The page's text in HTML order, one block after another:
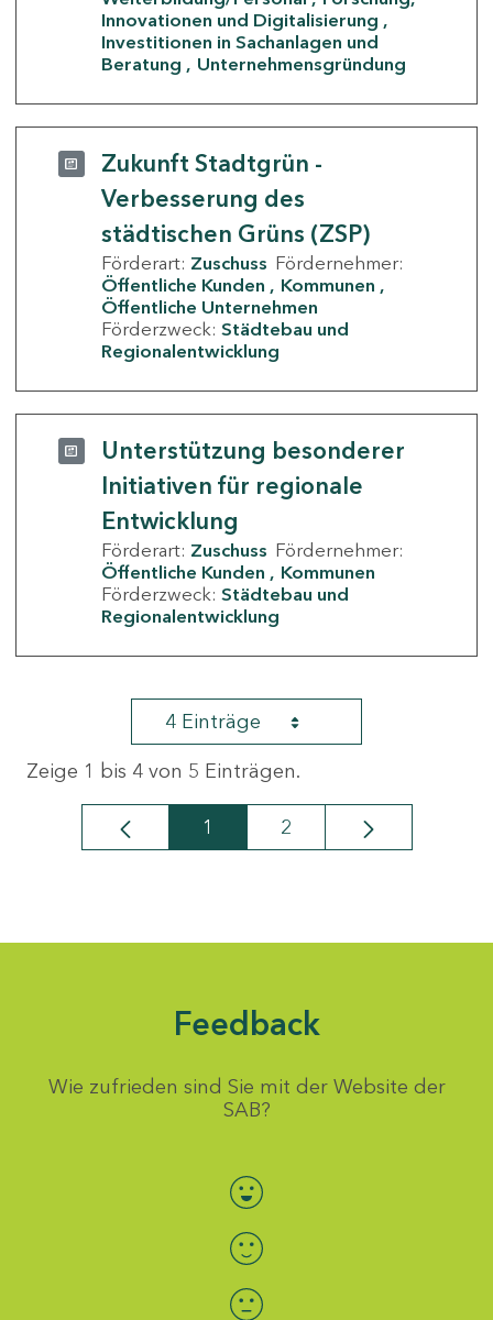
Innovationen und Digitalisierung
Investitionen in Sachanlagen und
Beratung
Unternehmensgründung
Zukunft Stadtgrün -
Verbesserung des
städtischen Grüns (ZSP)
Förderart: Zuschuss Fördernehmer:
Öffentliche Kunden
Kommunen
Öffentliche Unternehmen
Förderzweck: Städtebau und
Regionalentwicklung
Unterstützung besonderer
Initiativen für regionale
Entwicklung
Förderart: Zuschuss Fördernehmer:
Öffentliche Kunden
Kommunen
Förderzweck: Städtebau und
Regionalentwicklung
4 Einträge
Zeige 1 bis 4 von 5 Einträgen.
Seite
1 Seite
2
Feedback
Wie zufrieden sind Sie mit der Website der
SAB?
Bewertung auswählen